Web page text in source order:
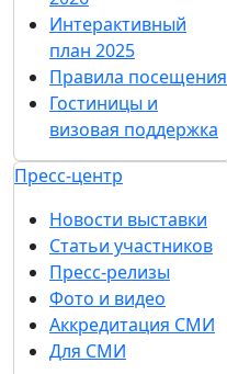
Интерактивный
план 2025
Правила посещения
Гостиницы и
визовая поддержка
Пресс-центр
Новости выставки
Статьи участников
Пресс-релизы
Фото и видео
Аккредитация СМИ
Для СМИ